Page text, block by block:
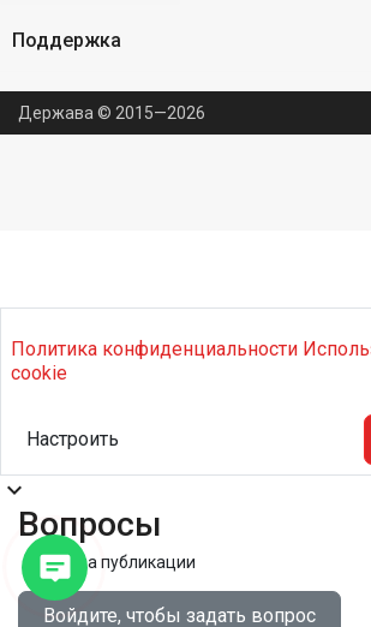
Поддержка
Держава © 2015—2026
Политика конфиденциальности
cookie
Настроить
expand_more
Вопросы
Правила публикации
Войдите, чтобы задать вопрос